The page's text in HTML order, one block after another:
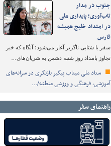
جنوب در مدار
تاب‌آوری؛ پایداری ملی
در امتداد خلیج همیشه
فارس
سفر با شتابی ناگزیر آغاز می‌شود؛ آنگاه که خبر
تجاوز بامداد روز شنبه دشمن به شریان‌های…
ستاد ملی میناب پیگیر بازنگری در سرانه‌های
آموزشی، فرهنگی و ورزشی منطقه/…
راهنمای سفر